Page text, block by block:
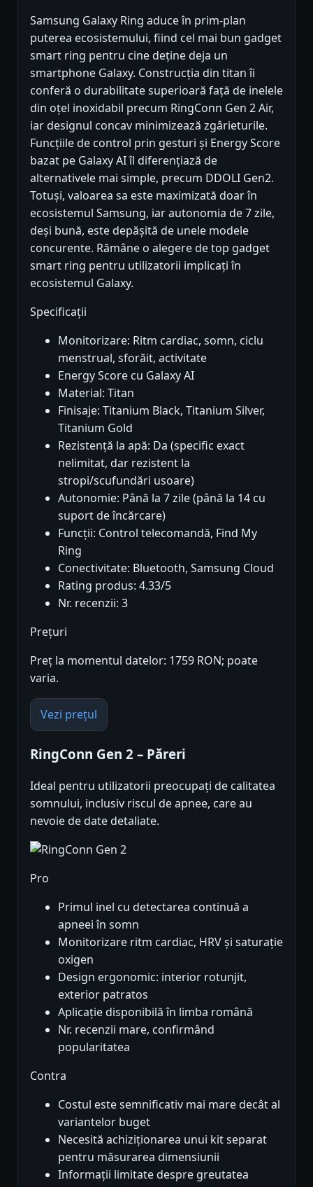
Samsung Galaxy Ring aduce în prim-plan
puterea ecosistemului, fiind cel mai bun gadget
smart ring pentru cine deține deja un
smartphone Galaxy. Construcția din titan îi
conferă o durabilitate superioară față de inelele
din oțel inoxidabil precum RingConn Gen 2 Air,
iar designul concav minimizează zgârieturile.
Funcțiile de control prin gesturi și Energy Score
bazat pe Galaxy AI îl diferențiază de
alternativele mai simple, precum DDOLI Gen2.
Totuși, valoarea sa este maximizată doar în
ecosistemul Samsung, iar autonomia de 7 zile,
deși bună, este depășită de unele modele
concurente. Rămâne o alegere de top gadget
smart ring pentru utilizatorii implicați în
ecosistemul Galaxy.
Specificații
Monitorizare: Ritm cardiac, somn, ciclu
menstrual, sforăit, activitate
Energy Score cu Galaxy AI
Material: Titan
Finisaje: Titanium Black, Titanium Silver,
Titanium Gold
Rezistență la apă: Da (specific exact
nelimitat, dar rezistent la
stropi/scufundări usoare)
Autonomie: Până la 7 zile (până la 14 cu
suport de încărcare)
Funcții: Control telecomandă, Find My
Ring
Conectivitate: Bluetooth, Samsung Cloud
Rating produs: 4.33/5
Nr. recenzii: 3
Prețuri
Preț la momentul datelor: 1759 RON; poate
varia.
Vezi prețul
RingConn Gen 2 – Păreri
Ideal pentru utilizatorii preocupați de calitatea
somnului, inclusiv riscul de apnee, care au
nevoie de date detaliate.
Pro
Primul inel cu detectarea continuă a
apneei în somn
Monitorizare ritm cardiac, HRV și saturație
oxigen
Design ergonomic: interior rotunjit,
exterior patratos
Aplicație disponibilă în limba română
Nr. recenzii mare, confirmând
popularitatea
Contra
Costul este semnificativ mai mare decât al
variantelor buget
Necesită achiziționarea unui kit separat
pentru măsurarea dimensiunii
Informații limitate despre greutatea